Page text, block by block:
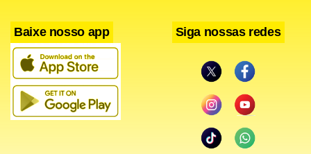
Os russos, atuais defensores do título, abrem as portas do
Complexo Olímpico de Luzhniki, em Moscou, para a
Baixe nosso app Siga nossas redes